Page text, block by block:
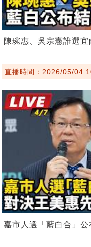
陳琬惠、吳宗憲誰選
直播時間：2026/05/04
嘉市人選「藍白合」公